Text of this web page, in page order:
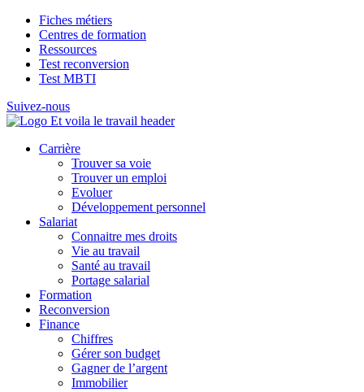
Fiches métiers
Centres de formation
Ressources
Test reconversion
Test MBTI
Suivez-nous
Carrière
Trouver sa voie
Trouver un emploi
Evoluer
Développement personnel
Salariat
Connaitre mes droits
Vie au travail
Santé au travail
Portage salarial
Formation
Reconversion
Finance
Chiffres
Gérer son budget
Gagner de l’argent
Immobilier